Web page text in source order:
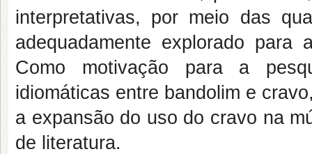
interpretativas, por meio das
adequadamente explorado para
Como motivação para a
idiomáticas entre bandolim e
a expansão do uso do cravo na
de literatura.